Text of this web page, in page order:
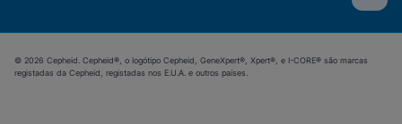
© 2026 Cepheid. Cepheid®, o logótipo Cepheid, GeneXpert®, Xpert®, e I-CORE® são marcas
registadas da Cepheid, registadas nos E.U.A. e outros países.